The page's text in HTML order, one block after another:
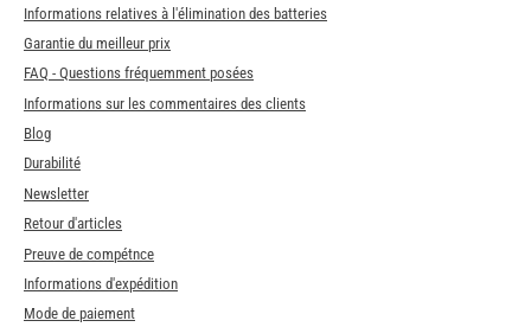
Informations relatives à l'élimination des batteries
Garantie du meilleur prix
FAQ - Questions fréquemment posées
Informations sur les commentaires des clients
Blog
Durabilité
Newsletter
Retour d'articles
Preuve de compétnce
Informations d'expédition
Mode de paiement